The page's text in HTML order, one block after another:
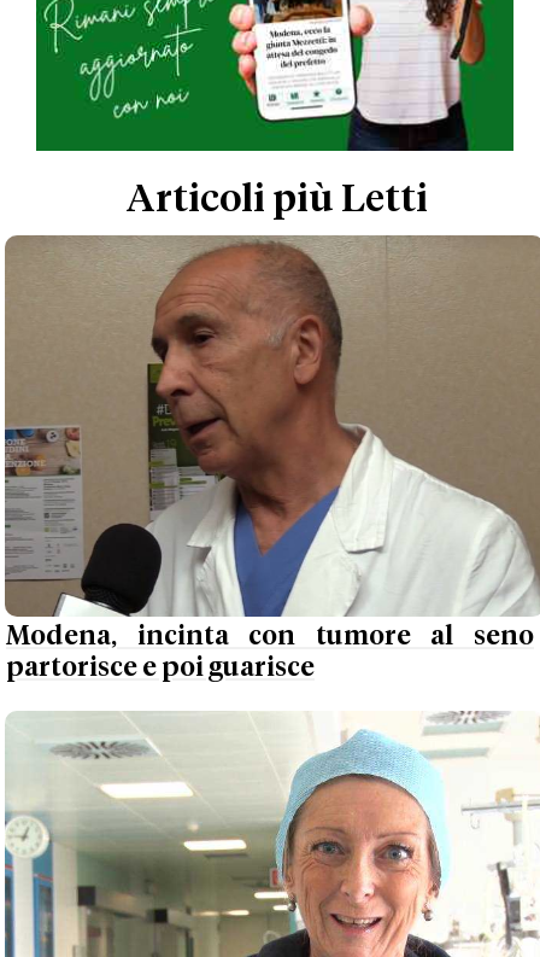
Articoli più Letti
Modena, incinta con tumore al seno
partorisce e poi guarisce